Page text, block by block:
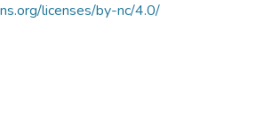
licenses/by-nc/4.0/